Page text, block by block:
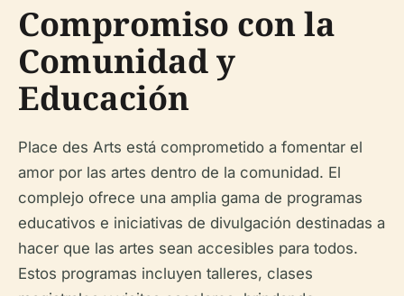
Compromiso con la
Comunidad y
Educación
Place des Arts está comprometido a fomentar el
amor por las artes dentro de la comunidad. El
complejo ofrece una amplia gama de programas
educativos e iniciativas de divulgación destinadas a
hacer que las artes sean accesibles para todos.
Estos programas incluyen talleres, clases